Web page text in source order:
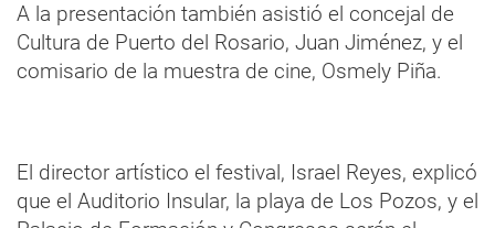
A la presentación también asistió el concejal de
Cultura de Puerto del Rosario, Juan Jiménez, y el
comisario de la muestra de cine, Osmely Piña.
El director artístico el festival, Israel Reyes, explicó
que el Auditorio Insular, la playa de Los Pozos, y el